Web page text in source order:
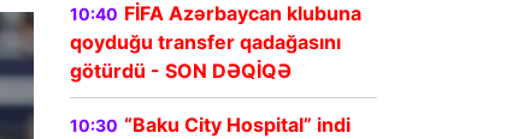
10:40 FİFA Azərbaycan klubuna
qoyduğu transfer qadağasını
götürdü - SON DƏQİQƏ
10:30 “Baku City Hospital” indi